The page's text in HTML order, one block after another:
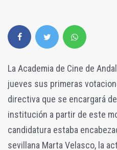
La Academia de Cine de
jueves sus primeras
directiva que se encargará
institución a partir de este
candidatura estaba
sevillana Marta Velasco, la